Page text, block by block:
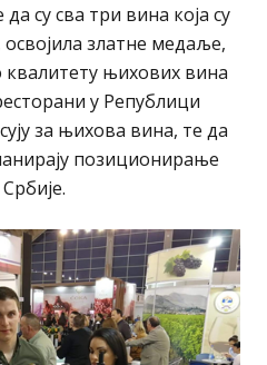
су сва три вина која су
златне медаље,
њихових вина
у Републици
за њихова вина, те да
позиционирање